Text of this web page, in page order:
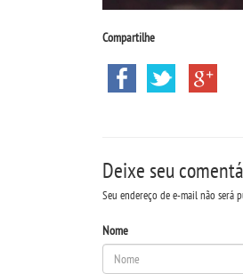
Compartilhe
Deixe seu
Seu endereço de e-mail não será
Nome